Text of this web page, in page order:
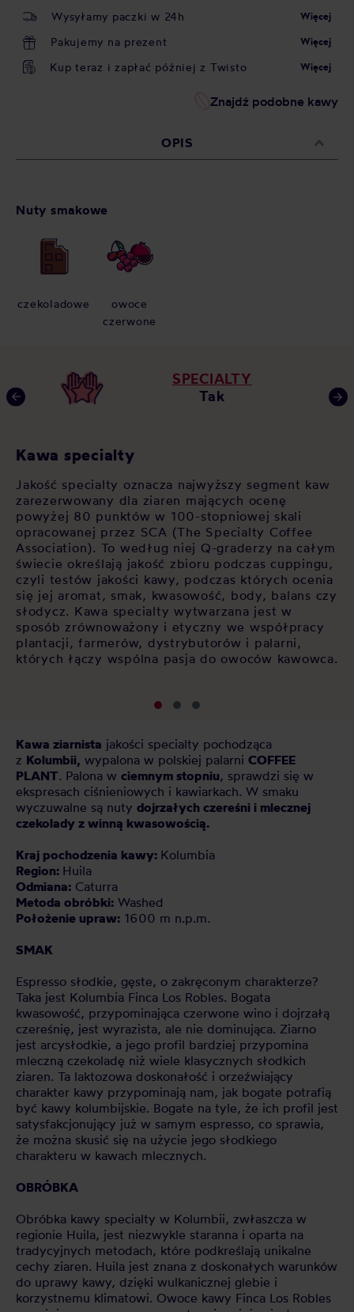
Wysyłamy paczki w 24h Więcej
Pakujemy na prezent Więcej
Kup teraz i zapłać później z Twisto Więcej
Znajdź podobne kawy
OPIS
Nuty smakowe
czekoladowe
owoce
czerwone
SPECIALTY
Tak
Kawa specialty
Jakość specialty oznacza najwyższy segment kaw
zarezerwowany dla ziaren mających ocenę
powyżej 80 punktów w 100-stopniowej skali
opracowanej przez SCA (The Specialty Coffee
Association). To według niej Q-graderzy na całym
świecie określają jakość zbioru podczas cuppingu,
czyli testów jakości kawy, podczas których ocenia
się jej aromat, smak, kwasowość, body, balans czy
słodycz. Kawa specialty wytwarzana jest w
sposób zrównoważony i etyczny we współpracy
plantacji, farmerów, dystrybutorów i palarni,
których łączy wspólna pasja do owoców kawowca.
Kawa ziarnista jakości specialty pochodząca
z Kolumbii, wypalona w polskiej palarni COFFEE
PLANT. Palona w ciemnym stopniu, sprawdzi się w
ekspresach ciśnieniowych i kawiarkach. W smaku
wyczuwalne są nuty dojrzałych czereśni i mlecznej
czekolady z winną kwasowością.
Kraj pochodzenia kawy: Kolumbia
Region: Huila
Odmiana: Caturra
Metoda obróbki: Washed
Położenie upraw: 1600 m n.p.m.
SMAK
Espresso słodkie, gęste, o zakręconym charakterze?
Taka jest Kolumbia Finca Los Robles. Bogata
kwasowość, przypominająca czerwone wino i dojrzałą
czereśnię, jest wyrazista, ale nie dominująca. Ziarno
jest arcysłodkie, a jego profil bardziej przypomina
mleczną czekoladę niż wiele klasycznych słodkich
ziaren. Ta laktozowa doskonałość i orzeźwiający
charakter kawy przypominają nam, jak bogate potrafią
być kawy kolumbijskie. Bogate na tyle, że ich profil jest
satysfakcjonujący już w samym espresso, co sprawia,
że można skusić się na użycie jego słodkiego
charakteru w kawach mlecznych.
OBRÓBKA
Obróbka kawy specialty w Kolumbii, zwłaszcza w
regionie Huila, jest niezwykle staranna i oparta na
tradycyjnych metodach, które podkreślają unikalne
cechy ziaren. Huila jest znana z doskonałych warunków
do uprawy kawy, dzięki wulkanicznej glebie i
korzystnemu klimatowi. Owoce kawy Finca Los Robles